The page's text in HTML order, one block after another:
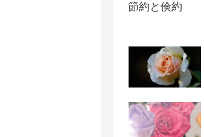
節約と倹約